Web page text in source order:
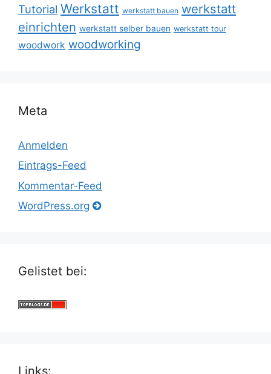
Tutorial Werkstatt werkstatt bauen werkstatt
einrichten werkstatt selber bauen werkstatt tour
woodwork woodworking
Meta
Anmelden
Eintrags-Feed
Kommentar-Feed
WordPress.org
Gelistet bei:
Links: